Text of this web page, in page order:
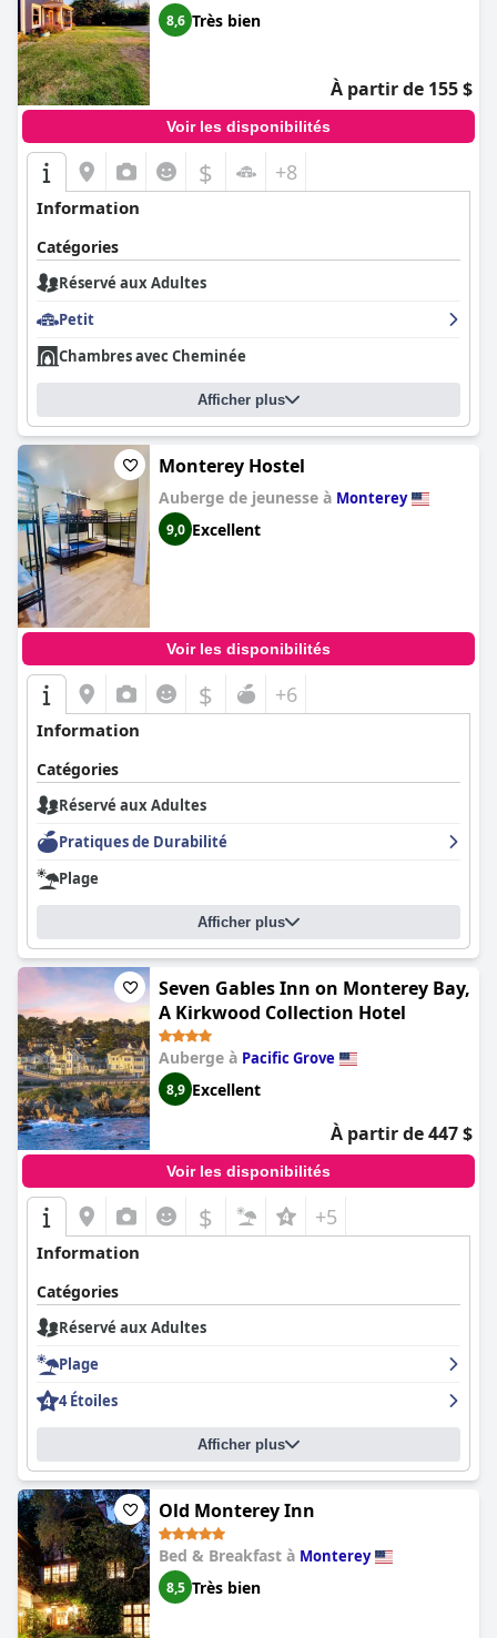
8,6 Très bien
À partir de 155 $
Voir les disponibilités
$ +8
Information
Catégories
Réservé aux Adultes
Petit
Chambres avec Cheminée
Afficher plus
Monterey Hostel
Auberge de jeunesse à Monterey
9,0 Excellent
Voir les disponibilités
$ +6
Information
Catégories
Réservé aux Adultes
Pratiques de Durabilité
Plage
Afficher plus
Seven Gables Inn on Monterey Bay,
A Kirkwood Collection Hotel
Auberge à Pacific Grove
8,9 Excellent
À partir de 447 $
Voir les disponibilités
$ +5
Information
Catégories
Réservé aux Adultes
Plage
4 Étoiles
Afficher plus
Old Monterey Inn
Bed & Breakfast à Monterey
8,5 Très bien